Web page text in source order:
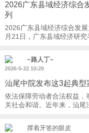
2026广东县域经济综合
列
2026广东县域经济综合发展
月21日，广东县域经济研
~路人丁~
2026-5-22 10:20
汕尾中院发布这3起典型
依法保障劳动者合法权益
关社会和谐。近年来，汕尾
撑着牙签的眼皮